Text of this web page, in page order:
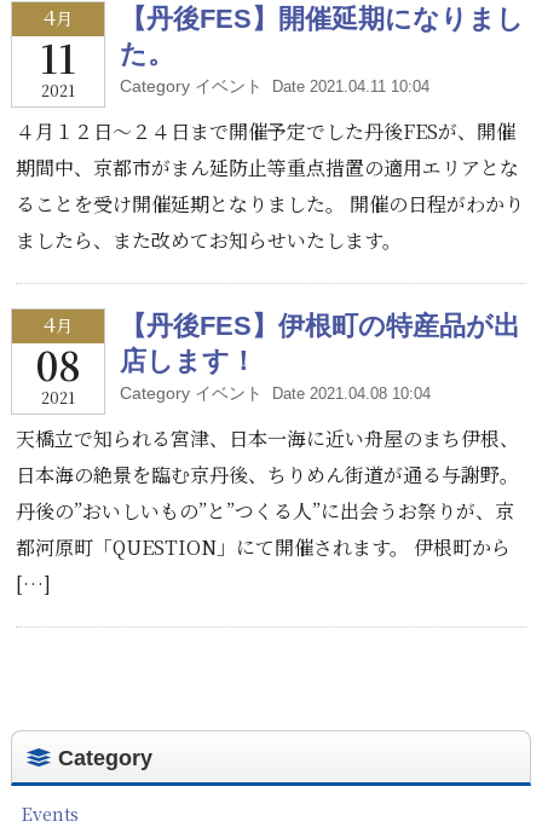
4月
11
2021
【丹後FES】開催延期になりまし
た。
Category イベント Date 2021.04.11 10:04
４月１２日～２４日まで開催予定でした丹後FESが、開催
期間中、京都市がまん延防止等重点措置の適用エリアとな
ることを受け開催延期となりました。 開催の日程がわかり
ましたら、また改めてお知らせいたします。
4月
08
2021
【丹後FES】伊根町の特産品が出
店します！
Category イベント Date 2021.04.08 10:04
天橋立で知られる宮津、日本一海に近い舟屋のまち伊根、
日本海の絶景を臨む京丹後、ちりめん街道が通る与謝野。
丹後の”おいしいもの”と”つくる人”に出会うお祭りが、京
都河原町「QUESTION」にて開催されます。 伊根町から
[…]
Category
Events